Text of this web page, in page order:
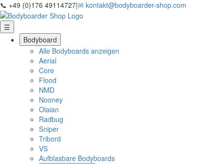
📞 +49 (0)176 49114727|✉ kontakt@bodyboarder-shop.com
☰
Bodyboard
Alle Bodyboards anzeigen
Aerial
Core
Flood
NMD
Nooney
Olaian
Radbug
Sniper
Tribord
VS
Aufblasbare Bodyboards